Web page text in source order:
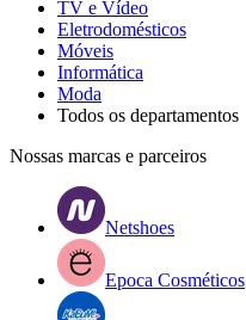
TV e Vídeo
Eletrodomésticos
Móveis
Informática
Moda
Todos os departamentos
Nossas marcas e parceiros
Netshoes
Epoca Cosméticos